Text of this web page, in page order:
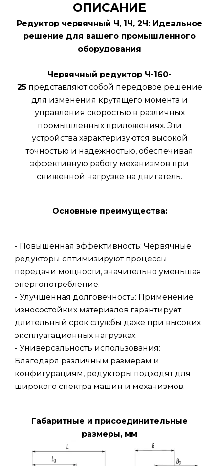
ОПИСАНИЕ
Редуктор червячный Ч, 1Ч, 2Ч: Идеальное
решение для вашего промышленного
оборудования
Червячный редуктор Ч-160-
25представляют собой передовое решение
для изменения крутящего момента и
управления скоростью в различных
промышленных приложениях. Эти
устройства характеризуются высокой
точностью и надежностью, обеспечивая
эффективную работу механизмов при
сниженной нагрузке на двигатель.
Основные преимущества:
- Повышенная эффективность: Червячные
редукторы оптимизируют процессы
передачи мощности, значительно уменьшая
энергопотребление.
- Улучшенная долговечность: Применение
износостойких материалов гарантирует
длительный срок службы даже при высоких
эксплуатационных нагрузках.
- Универсальность использования:
Благодаря различным размерам и
конфигурациям, редукторы подходят для
широкого спектра машин и механизмов.
Габаритные и присоединительные
размеры, мм